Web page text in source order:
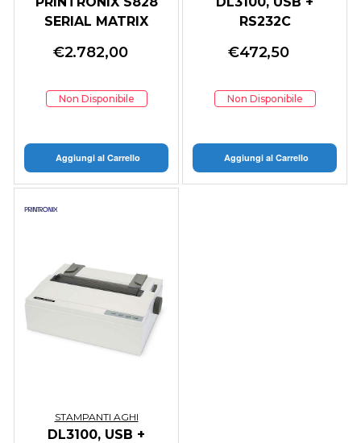
SERIAL MATRIX
€2.782,00
Non Disponibile
Aggiungi al Carrello
RS232C
€472,50
Non Disponibile
Aggiungi al Carrello
STAMPANTI AGHI
DL3100, USB +